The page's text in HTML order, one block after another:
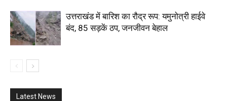
उत्तराखंड में बारिश का रौद्र रूप: यमुनोत्री हाईवे
बंद, 85 सड़कें ठप, जनजीवन बेहाल
Latest News